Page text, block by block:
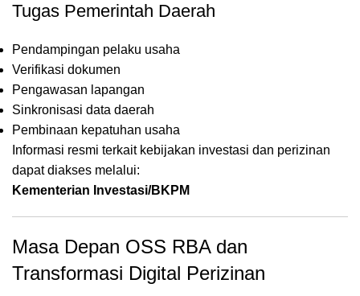
Tugas Pemerintah Daerah
Pendampingan pelaku usaha
Verifikasi dokumen
Pengawasan lapangan
Sinkronisasi data daerah
Pembinaan kepatuhan usaha
Informasi resmi terkait kebijakan investasi dan perizinan
dapat diakses melalui:
Kementerian Investasi/BKPM
Masa Depan OSS RBA dan
Transformasi Digital Perizinan